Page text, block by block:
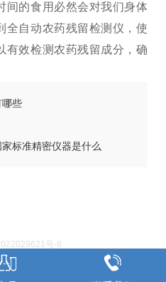
间的食用必然会对我们身体
全自动农药残留检测仪，使
有效检测农药残留成分，确
哪些
标准精密仪器是什么
号-8